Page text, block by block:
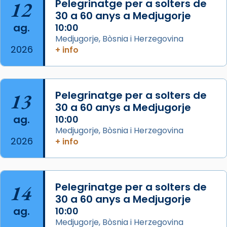
Arquebisbat de Barcelona
2 weeks ago
Memòria de les santes Juliana i
Semproniana, verges i màrtirs.
Semproniana (“relatiu a Semprònia =
eterna”) són deixebles seves. I l’any 1667, el
frare Joan Gaspar Roig, afirma en una obra
que les santes són filles de l’antiga Iluro.
Glòria”) fou composta el 1848 per Mn.
Manuel Blanch, amb aire d’òpera
italianitzant; s’interpreta per privilegi
12
ag.
2026
Pelegrinatge per a solters de
30 a 60 anys a Medjugorje
10:00
Medjugorje, Bòsnia i Herzegovina
+ info
13
ag.
2026
Pelegrinatge per a solters de
30 a 60 anys a Medjugorje
10:00
Medjugorje, Bòsnia i Herzegovina
+ info
14
ag.
Pelegrinatge per a solters de
30 a 60 anys a Medjugorje
10:00
Medjugorje, Bòsnia i Herzegovina